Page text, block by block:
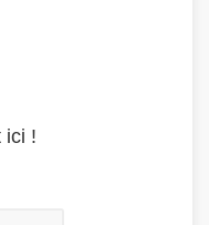
ici !